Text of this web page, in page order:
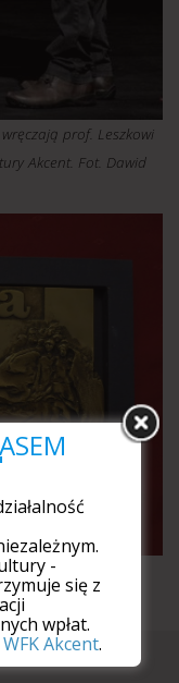
prof. Leszkowi
Akcent. Fot. Dawid
-
się z
wpłat.
WFK Akcent.